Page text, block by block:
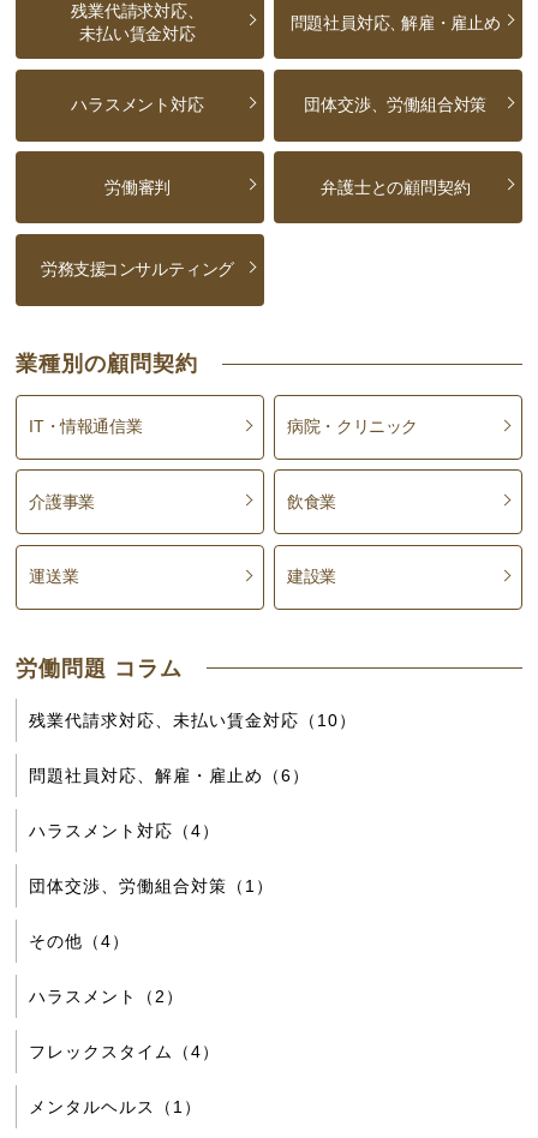
残業代請求対応、
未払い賃金対応
問題社員対応、解雇・雇止め
ハラスメント対応 団体交渉、労働組合対策
労働審判 弁護士との顧問契約
労務支援コンサルティング
業種別の顧問契約
IT・情報通信業 病院・クリニック
介護事業 飲食業
運送業 建設業
労働問題 コラム
残業代請求対応、未払い賃金対応（10）
問題社員対応、解雇・雇止め（6）
ハラスメント対応（4）
団体交渉、労働組合対策（1）
その他（4）
ハラスメント（2）
フレックスタイム（4）
メンタルヘルス（1）